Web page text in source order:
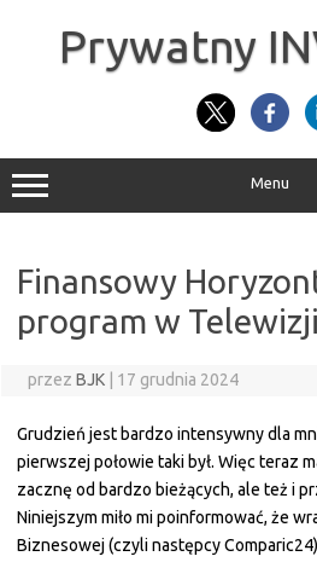
Prywatny
Menu
Finansowy
program w
przez BJK 17 grudnia 2024
Grudzień jest bardzo intensywny dla
pierwszej połowie taki był. Więc teraz
zacznę od bardzo bieżących, ale też i
Niniejszym miło mi poinformować, że
Biznesowej (czyli następcy